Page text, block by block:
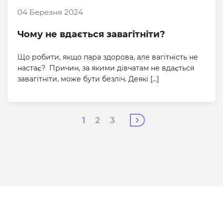
04 Березня 2024
Чому не вдається завагітніти?
Що робити, якщо пара здорова, але вагітність не
настає? Причин, за якими дівчатам не вдається
завагітніти, може бути безліч. Деякі […]
1 2 3